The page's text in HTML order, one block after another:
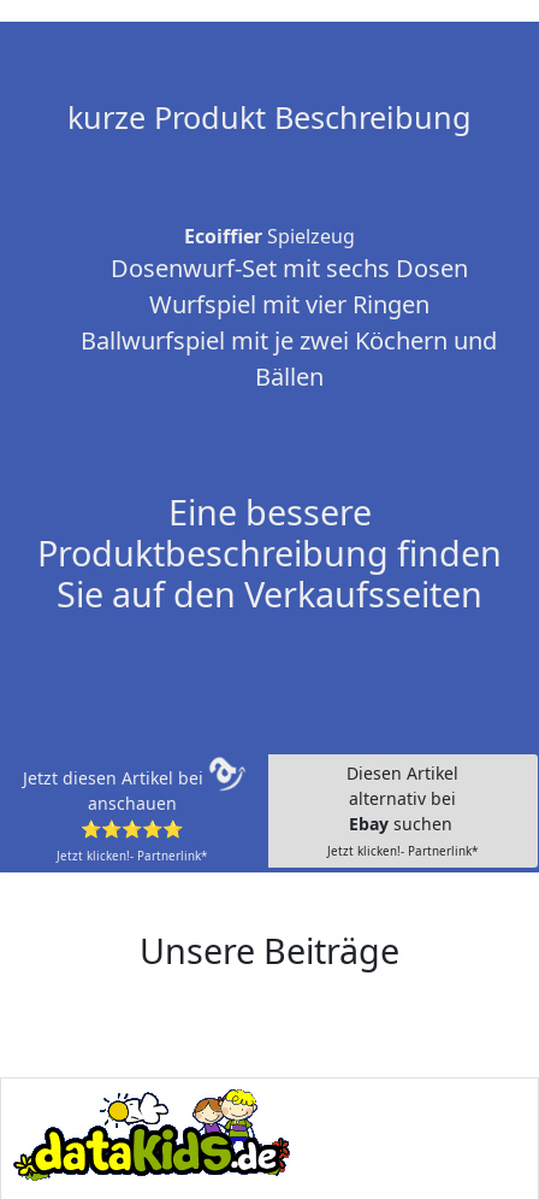
kurze Produkt Beschreibung
EcoiffierSpielzeug
Dosenwurf-Set mit sechs Dosen
Wurfspiel mit vier Ringen
Ballwurfspiel mit je zwei Köchern und
Bällen
Eine bessere
Produktbeschreibung finden
Sie auf den Verkaufsseiten
Jetzt diesen Artikel bei
anschauen
⭐⭐⭐⭐⭐
Jetzt klicken!- Partnerlink*
Diesen Artikel
alternativ bei
Ebay suchen
Jetzt klicken!- Partnerlink*
Unsere Beiträge